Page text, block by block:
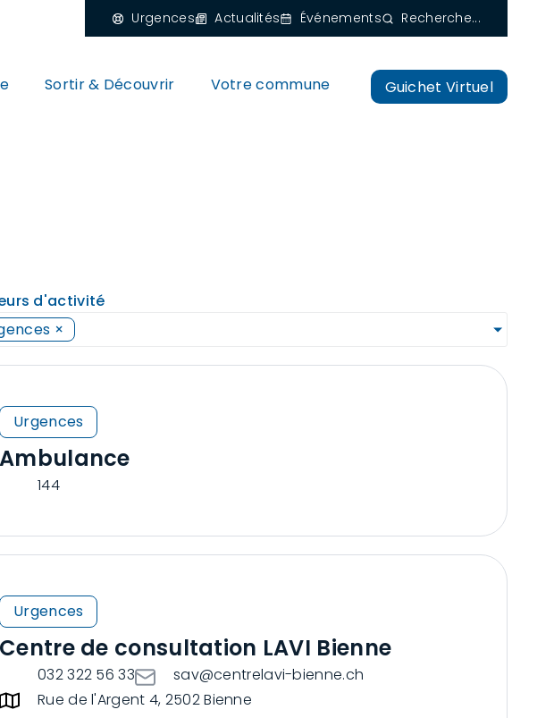
Urgences Actualités Événements Recherche...
Sortir & Découvrir Votre commune Guichet Virtuel
d'activité
×
Urgences
Ambulance
144
Urgences
Centre de consultation LAVI Bienne
032 322 56 33
sav@centrelavi-bienne.ch
Rue de l'Argent 4, 2502 Bienne